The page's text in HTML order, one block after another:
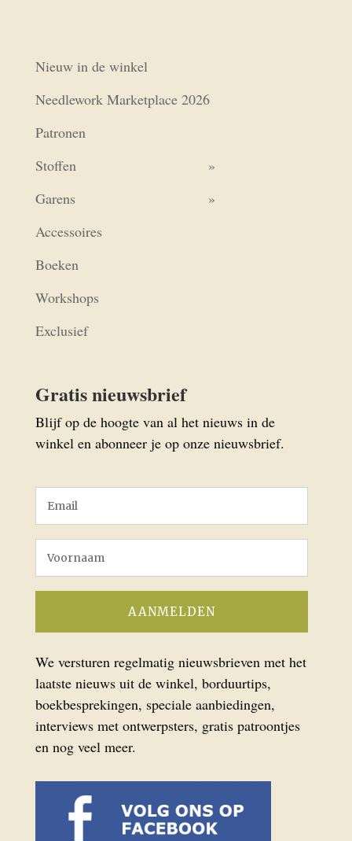
Nieuw in de winkel
Needlework Marketplace 2026
Patronen
Stoffen
Garens
Accessoires
Boeken
Workshops
Exclusief
Gratis nieuwsbrief
Blijf op de hoogte van al het nieuws in de
winkel en abonneer je op onze nieuwsbrief.
We versturen regelmatig nieuwsbrieven met het
laatste nieuws uit de winkel, borduurtips,
boekbesprekingen, speciale aanbiedingen,
interviews met ontwerpsters, gratis patroontjes
en nog veel meer.